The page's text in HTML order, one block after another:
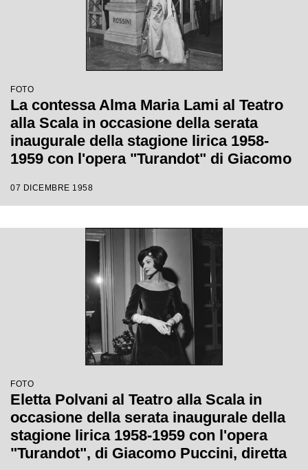
FOTO
La contessa Alma Maria Lami al Teatro
alla Scala in occasione della serata
inaugurale della stagione lirica 1958-
1959 con l'opera "Turandot" di Giacomo
regia di Margherita Walmann
07 DICEMBRE 1958
FOTO
Eletta Polvani al Teatro alla Scala in
occasione della serata inaugurale della
stagione lirica 1958-1959 con l'opera
"Turandot", di Giacomo Puccini, diretta